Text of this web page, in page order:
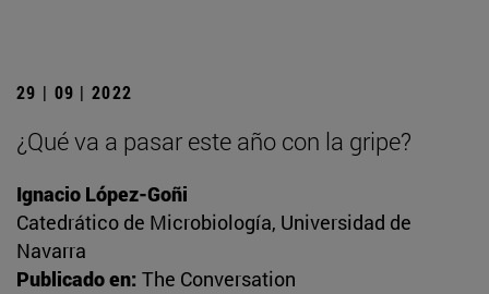
29 | 09 | 2022
¿Qué va a pasar este año con la gripe?
Ignacio López-Goñi
Catedrático de Microbiología, Universidad de
Navarra
Publicado en: The Conversation